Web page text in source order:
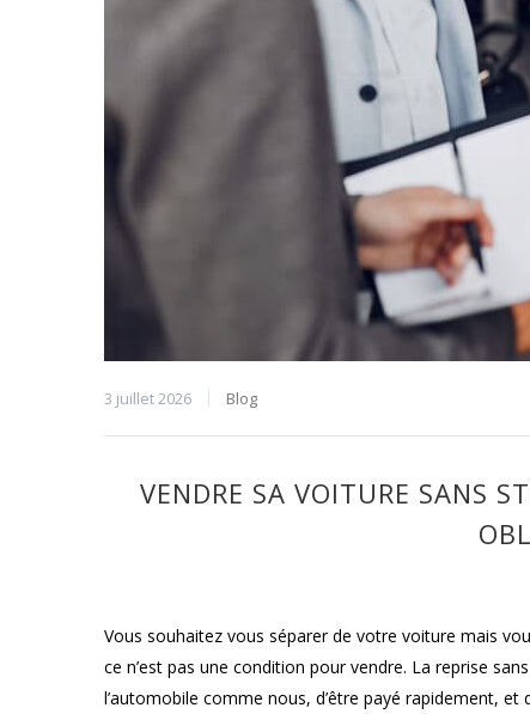
3 juillet 2026 Blog
VENDRE SA VOITURE SANS
Vous souhaitez vous séparer de votre voiture mais
ce n’est pas une condition pour vendre. La reprise
l’automobile comme nous, d’être payé rapidement, et